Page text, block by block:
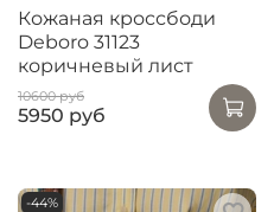
Кожаная кроссбоди
Deboro 31123
коричневый лист
10600 руб
5950 руб
-44%